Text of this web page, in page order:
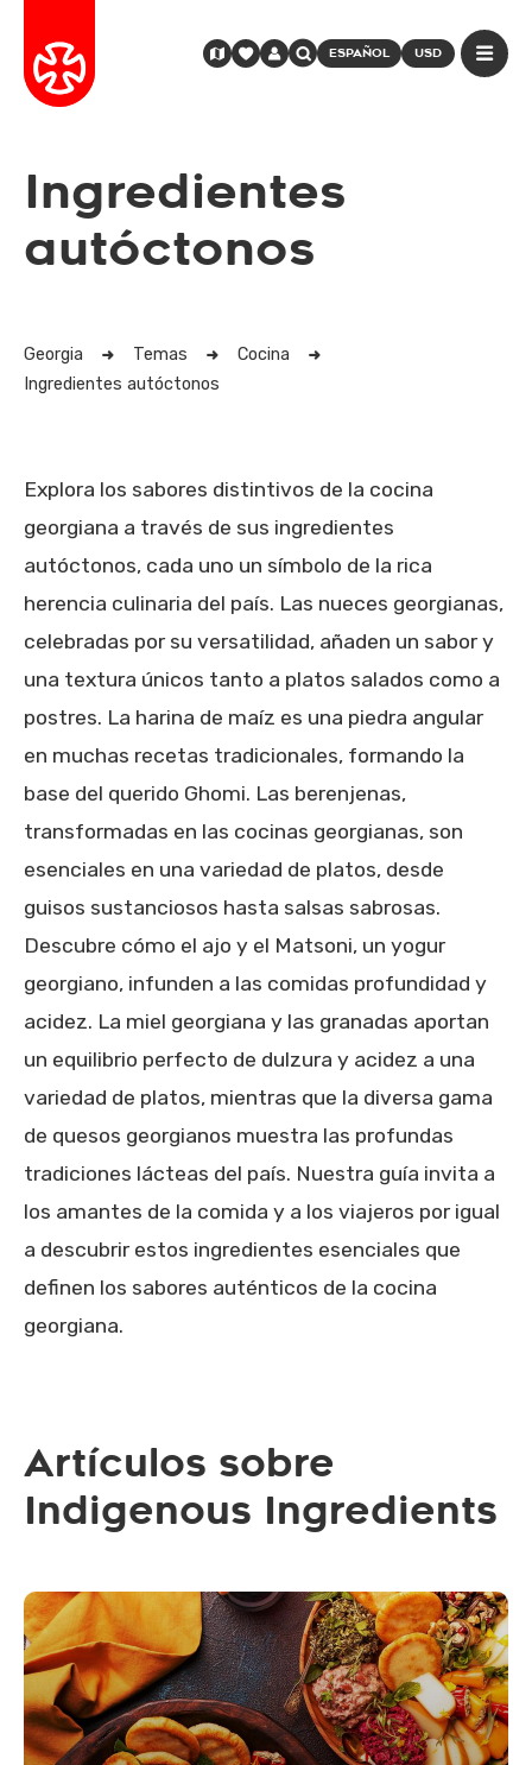
ESPAÑOL USD
Ingredientes
autóctonos
Georgia Temas
Cocina
Ingredientes autóctonos
Explora los sabores distintivos de la cocina
georgiana a través de sus ingredientes
autóctonos, cada uno un símbolo de la rica
herencia culinaria del país. Las nueces georgianas,
celebradas por su versatilidad, añaden un sabor y
una textura únicos tanto a platos salados como a
postres. La harina de maíz es una piedra angular
en muchas recetas tradicionales, formando la
base del querido Ghomi. Las berenjenas,
transformadas en las cocinas georgianas, son
esenciales en una variedad de platos, desde
guisos sustanciosos hasta salsas sabrosas.
Descubre cómo el ajo y el Matsoni, un yogur
georgiano, infunden a las comidas profundidad y
acidez. La miel georgiana y las granadas aportan
un equilibrio perfecto de dulzura y acidez a una
variedad de platos, mientras que la diversa gama
de quesos georgianos muestra las profundas
tradiciones lácteas del país. Nuestra guía invita a
los amantes de la comida y a los viajeros por igual
a descubrir estos ingredientes esenciales que
definen los sabores auténticos de la cocina
georgiana.
Artículos sobre
Indigenous Ingredients